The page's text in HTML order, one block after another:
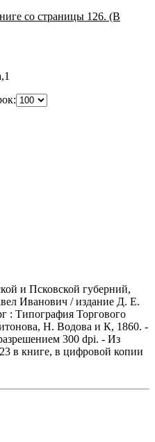
со страницы 126. (В
и Псковской губерний,
Иванович / издание Д. Е.
: Типография Торгового
Н. Водова и К, 1860. -
300 dpi. - Из
в книге, в цифровой копии